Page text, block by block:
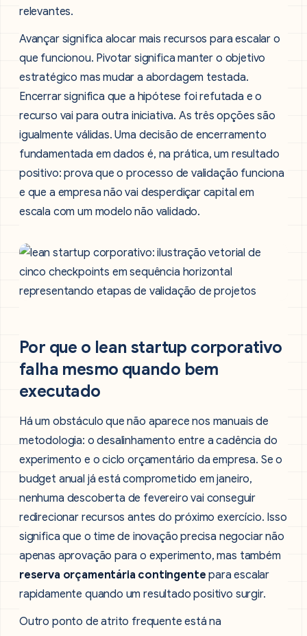
relevantes.
Avançar significa alocar mais recursos para escalar o
que funcionou. Pivotar significa manter o objetivo
estratégico mas mudar a abordagem testada.
Encerrar significa que a hipótese foi refutada e o
recurso vai para outra iniciativa. As três opções são
igualmente válidas. Uma decisão de encerramento
fundamentada em dados é, na prática, um resultado
positivo: prova que o processo de validação funciona
e que a empresa não vai desperdiçar capital em
escala com um modelo não validado.
Por que o lean startup corporativo
falha mesmo quando bem
executado
Há um obstáculo que não aparece nos manuais de
metodologia: o desalinhamento entre a cadência do
experimento e o ciclo orçamentário da empresa. Se o
budget anual já está comprometido em janeiro,
nenhuma descoberta de fevereiro vai conseguir
redirecionar recursos antes do próximo exercício. Isso
significa que o time de inovação precisa negociar não
apenas aprovação para o experimento, mas também
reserva orçamentária contingente para escalar
rapidamente quando um resultado positivo surgir.
Outro ponto de atrito frequente está na